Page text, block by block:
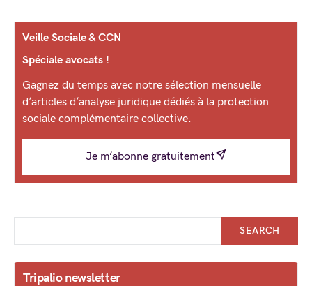
Veille Sociale & CCN
Spéciale avocats !
Gagnez du temps avec notre sélection mensuelle
d’articles d’analyse juridique dédiés à la protection
sociale complémentaire collective.
Je m’abonne gratuitement
SEARCH
Tripalio newsletter